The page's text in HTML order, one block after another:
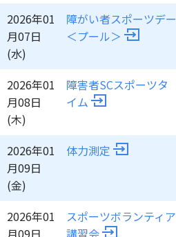
2026年01
月07日
(水)
障がい者スポーツデー
＜プール＞
2026年01
月08日
(木)
障害者SCスポーツタ
イム
2026年01
月09日
(金)
体力測定
2026年01
月09日
スポーツボランティア
講習会